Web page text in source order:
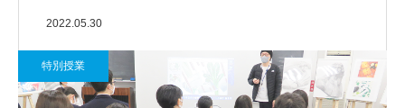
2022.05.30
特別授業